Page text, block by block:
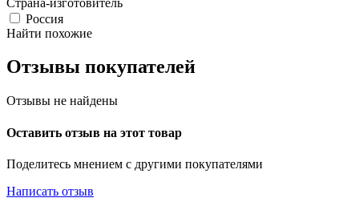
Россия
Найти похожие
Отзывы покупателей
Отзывы не найдены
Оставить отзыв на этот товар
Поделитесь мнением с другими покупателями
Написать отзыв